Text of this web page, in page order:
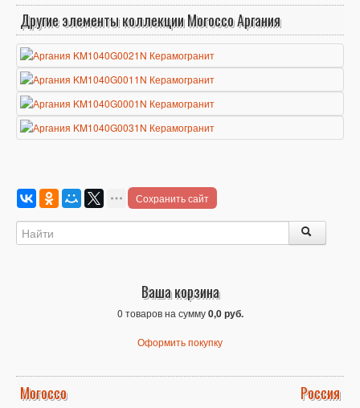
Другие элементы коллекции Morocco Аргания
Сохранить сайт
Ваша корзина
0 товаров на сумму0,0 руб.
Оформить покупку
Morocco Россия